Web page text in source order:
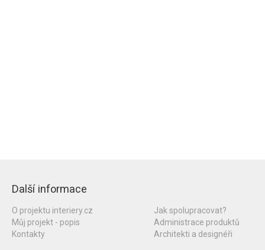
Další informace
O projektu interiery.cz
Můj projekt - popis
Kontakty
Jak spolupracovat?
Administrace produktů
Architekti a designéři